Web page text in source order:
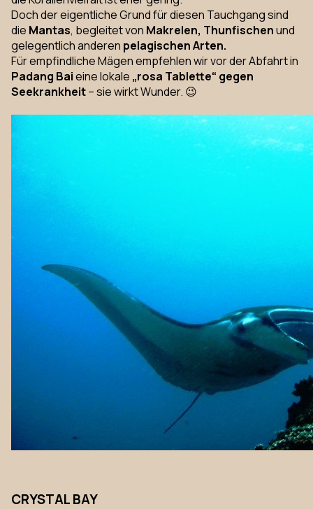
Doch der eigentliche Grund für diesen Tauchgang sind
die Mantas, begleitet von Makrelen, Thunfischenund
gelegentlich anderen pelagischen Arten.
Für empfindliche Mägen empfehlen wir vor der Abfahrt in
Padang Baieine lokale „rosa Tablette“ gegen
Seekrankheit– sie wirkt Wunder. 😉
CRYSTAL BAY